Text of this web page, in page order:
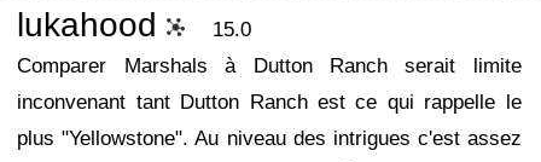
lukahood
15.0
Comparer Marshals à Dutton Ranch serait limite
inconvenant tant Dutton Ranch est ce qui rappelle le
plus "Yellowstone". Au niveau des intrigues c'est assez